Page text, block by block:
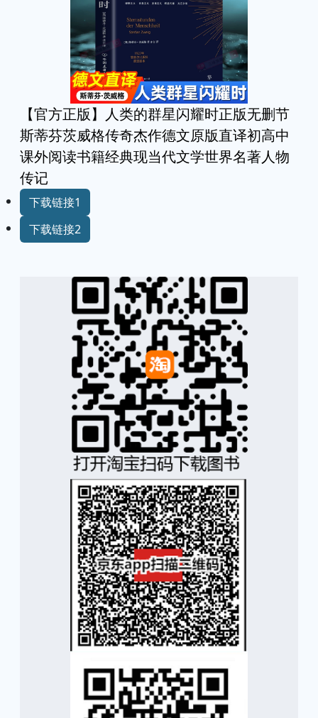
【官方正版】人类的群星闪耀时正版无删节
斯蒂芬茨威格传奇杰作德文原版直译初高中
课外阅读书籍经典现当代文学世界名著人物
传记
下载链接1
下载链接2